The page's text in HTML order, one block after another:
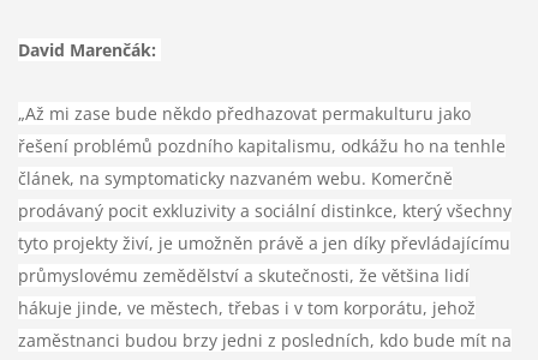
David Marenčák:
„Až mi zase bude někdo předhazovat permakulturu jako
řešení problémů pozdního kapitalismu, odkážu ho na tenhle
článek, na symptomaticky nazvaném webu. Komerčně
prodávaný pocit exkluzivity a sociální distinkce, který všechny
tyto projekty živí, je umožněn právě a jen díky převládajícímu
průmyslovému zemědělství a skutečnosti, že většina lidí
hákuje jinde, ve městech, třebas i v tom korporátu, jehož
zaměstnanci budou brzy jedni z posledních, kdo bude mít na